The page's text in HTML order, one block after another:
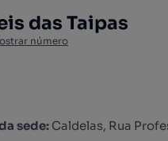
das Taipas
número
sede: Caldelas, Rua